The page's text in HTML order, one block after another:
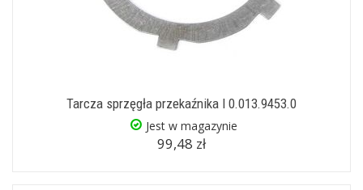
Tarcza sprzęgła przekaźnika I 0.013.9453.0
Jest w magazynie
99,48 zł